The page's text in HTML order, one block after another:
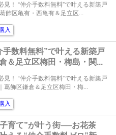
見！ “仲介手数料無料”で叶える新築戸
飾区亀有・西亀有＆足立区...
入
数料無料”で叶える新築戸
＆足立区梅田・梅島・関...
見！ “仲介手数料無料”で叶える新築戸
葛飾区鎌倉＆足立区梅田・梅...
入
育て”が叶う街──お花茶